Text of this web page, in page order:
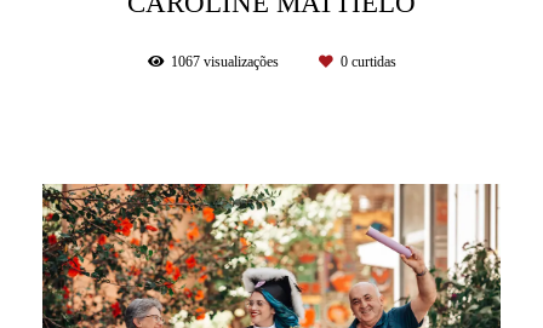
1067visualizações 0curtidas